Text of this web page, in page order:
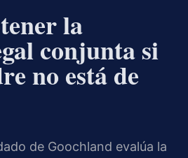
la
conjunta si
no está de
de Goochland evalúa la